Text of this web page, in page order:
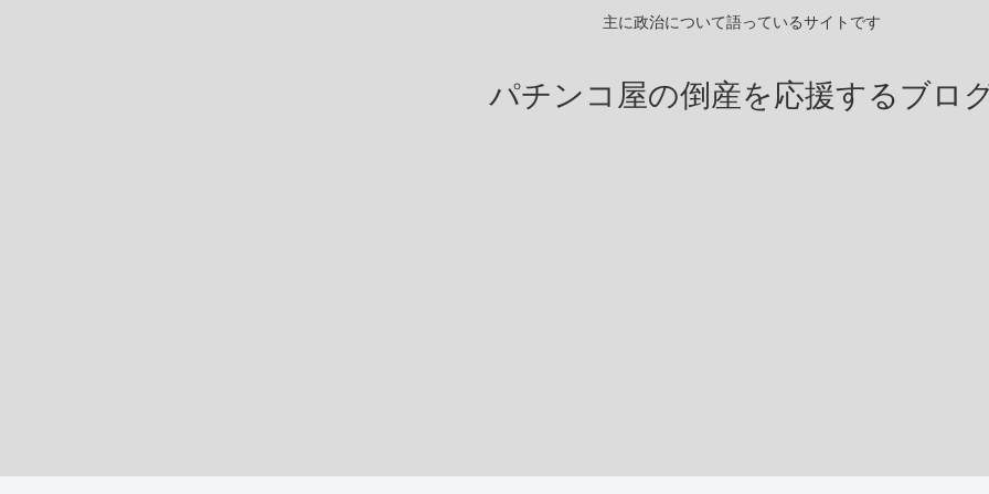
主に政治について語っているサイトです
パチンコ屋の倒産を応援するブロ